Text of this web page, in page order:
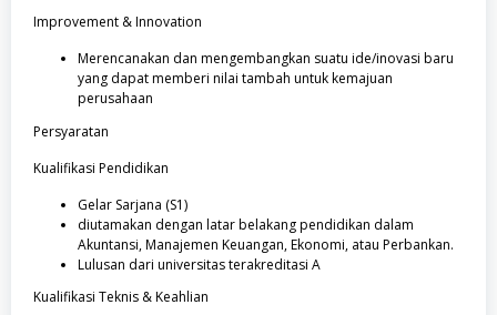
Improvement & Innovation
Merencanakan dan mengembangkan suatu ide/inovasi baru
yang dapat memberi nilai tambah untuk kemajuan
perusahaan
Persyaratan
Kualifikasi Pendidikan
Gelar Sarjana (S1)
diutamakan dengan latar belakang pendidikan dalam
Akuntansi, Manajemen Keuangan, Ekonomi, atau Perbankan.
Lulusan dari universitas terakreditasi A
Kualifikasi Teknis & Keahlian